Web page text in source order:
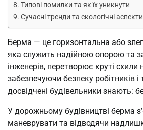
Типові помилки та як їх уникнути
Сучасні тренди та екологічні аспекти
Берма — це горизонтальна або
яка служить надійною опорою та
інженерів, перетворює круті
забезпечуючи безпеку робітників
досвідчені будівельники знають:
У дорожньому будівництві берма
маневрувати та відводячи